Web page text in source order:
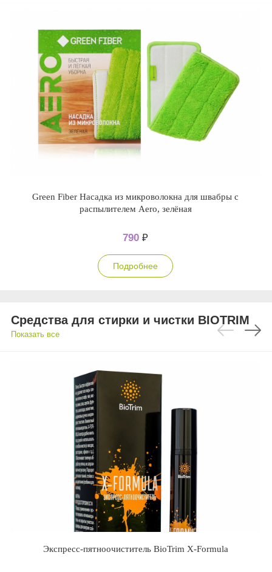
Green Fiber Насадка из микроволокна для швабры с
распылителем Aero, зелёная
790 ₽
Подробнее
Средства для стирки и чистки BIOTRIM
Показать все
Экспресс-пятноочиститель BioTrim X-Formula